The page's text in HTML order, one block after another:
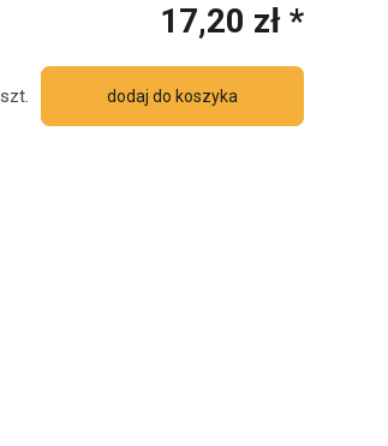
17,20 zł *
szt. dodaj do koszyka